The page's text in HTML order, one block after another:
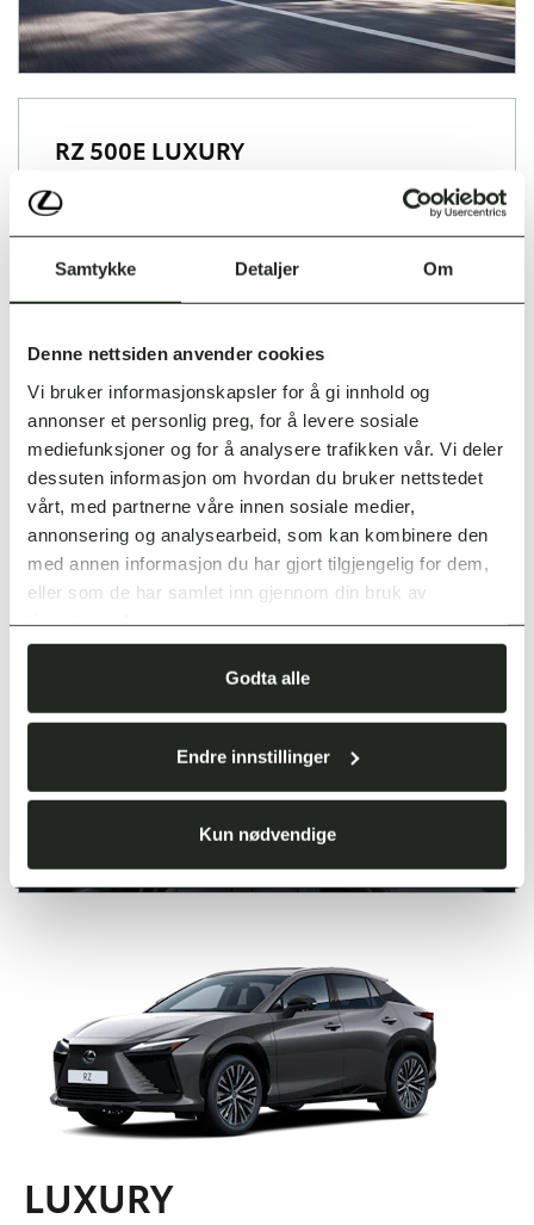
Samtykke Detaljer Om
Denne nettsiden anvender cookies
Vi bruker informasjonskapsler for å gi innhold og
annonser et personlig preg, for å levere sosiale
mediefunksjoner og for å analysere trafikken vår. Vi deler
dessuten informasjon om hvordan du bruker nettstedet
vårt, med partnerne våre innen sosiale medier,
annonsering og analysearbeid, som kan kombinere den
med annen informasjon du har gjort tilgjengelig for dem,
eller som de har samlet inn gjennom din bruk av
tjenestene deres.
Godta alle
Endre innstillinger
Kun nødvendige
RZ 500E LUXURY
Kampanjerente:
PRIVATLEIE 36 MND/45000 KM
Startleie Pris pr. mnd.*
60 000,- 8 560,-
90 000,- 7 665,-
120 000,- 6 770,-
LUXURY